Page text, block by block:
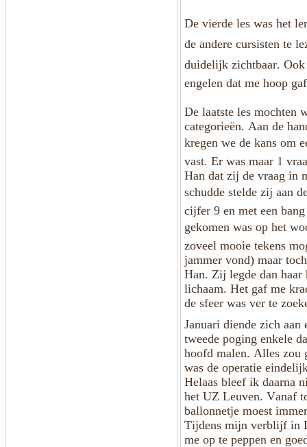
De vierde les was het
de andere cursisten te
duidelijk zichtbaar. Ook
engelen dat me hoop
De laatste les mochten
categorieën. Aan de
kregen we de kans om
vast. Er was maar 1
Han dat zij de vraag in
schudde stelde zij aan
cijfer 9 en met een
gekomen was op het
zoveel mooie tekens
jammer vond) maar
Han. Zij legde dan
lichaam. Het gaf me
de sfeer was ver te
Januari diende zich aan
tweede poging enkele
hoofd malen. Alles zou
was de operatie
Helaas bleef ik daarna
het UZ Leuven. Vanaf
ballonnetje moest
Tijdens mijn verblijf in
me op te peppen en